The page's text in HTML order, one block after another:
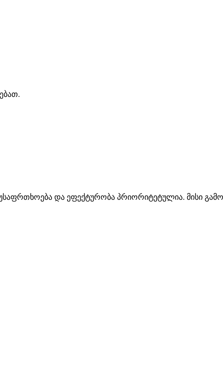
.
და ეფექტურობაპრიორიტეტულია. მისი